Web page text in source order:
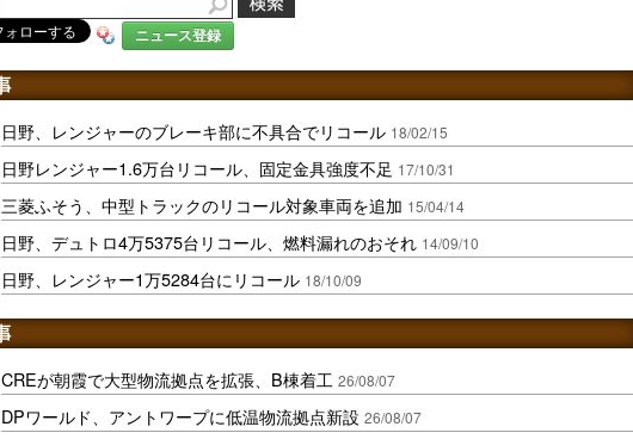
ニュース登録
日野、レンジャーのブレーキ部に不具合でリコール 18/02/15
日野レンジャー1.6万台リコール、固定金具強度不足 17/10/31
三菱ふそう、中型トラックのリコール対象車両を追加 15/04/14
日野、デュトロ4万5375台リコール、燃料漏れのおそれ 14/09/10
日野、レンジャー1万5284台にリコール 18/10/09
CREが朝霞で大型物流拠点を拡張、B棟着工 26/08/07
DPワールド、アントワープに低温物流拠点新設 26/08/07